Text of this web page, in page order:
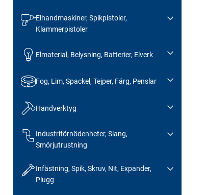
Elhandmaskiner, Spikpistoler,
Klammerpistoler
Elmaterial, Belysning, Batterier, Elverk
Fog, Lim, Spackel, Tejper, Färg, Penslar
Handverktyg
Industriförnödenheter, Slang,
Smörjutrustning
Infästning, Spik, Skruv, Nit, Expander,
Plugg